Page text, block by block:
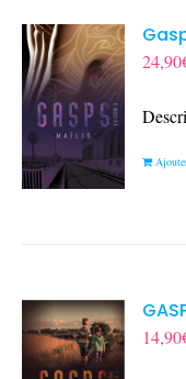
24,90
14,90